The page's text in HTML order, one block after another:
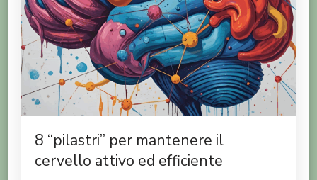
8 “pilastri” per mantenere il
cervello attivo ed efficiente